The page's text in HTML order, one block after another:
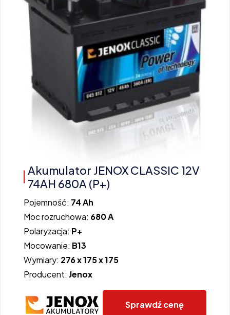
Akumulator JENOX CLASSIC 12V
74AH 680A (P+)
Pojemność: 74 Ah
Moc rozruchowa: 680 A
Polaryzacja: P+
Mocowanie: B13
Wymiary: 276 x 175 x 175
Producent: Jenox
Sprawdź cenę